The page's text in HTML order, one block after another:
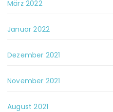
März 2022
Januar 2022
Dezember 2021
November 2021
August 2021